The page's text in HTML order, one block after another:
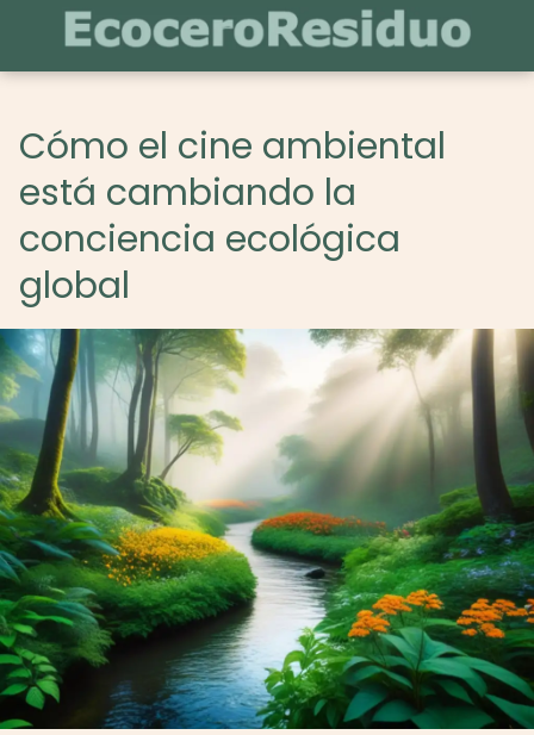
Cómo el cine ambiental
está cambiando la
conciencia ecológica
global